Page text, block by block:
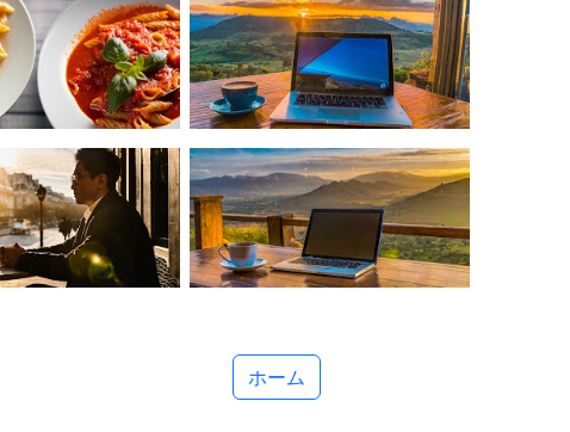
ホーム